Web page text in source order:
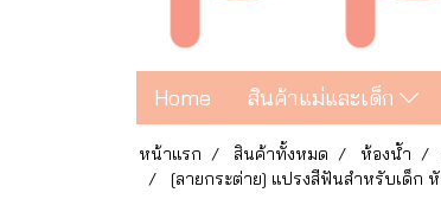
Home สินค้าแม่และเด็ก
หน้าแรก สินค้าทั้งหมด ห้องน้ำ
[ลายกระต่าย] แปรงสีฟันสำหรับเด็ก หั